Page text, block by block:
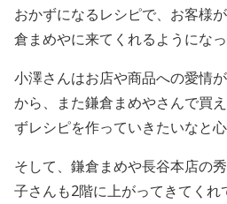
おかずになるレシピで、お客様
倉まめやに来てくれるようにな
小澤さんはお店や商品への愛情
から、また鎌倉まめやさんで買
ずレシピを作っていきたいなと
そして、鎌倉まめや長谷本店の
子さんも2階に上がってきてく